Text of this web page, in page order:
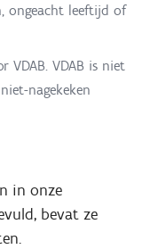
ongeacht leeftijd of
VDAB. VDAB is niet
nagekeken
in onze
bevat ze